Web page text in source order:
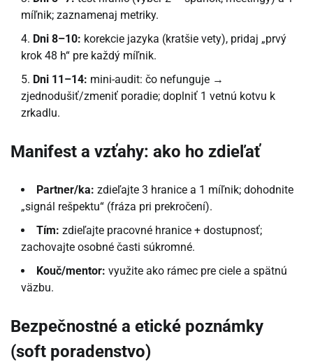
míľnik; zaznamenaj metriky.
Dni 8–10: korekcie jazyka (kratšie vety), pridaj „prvý
krok 48 h“ pre každý míľnik.
Dni 11–14: mini-audit: čo nefunguje →
zjednodušiť/zmeniť poradie; doplniť 1 vetnú kotvu k
zrkadlu.
Manifest a vzťahy: ako ho zdieľať
Partner/ka: zdieľajte 3 hranice a 1 míľnik; dohodnite
„signál rešpektu“ (fráza pri prekročení).
Tím: zdieľajte pracovné hranice + dostupnosť;
zachovajte osobné časti súkromné.
Kouč/mentor: využite ako rámec pre ciele a spätnú
väzbu.
Bezpečnostné a etické poznámky
(soft poradenstvo)